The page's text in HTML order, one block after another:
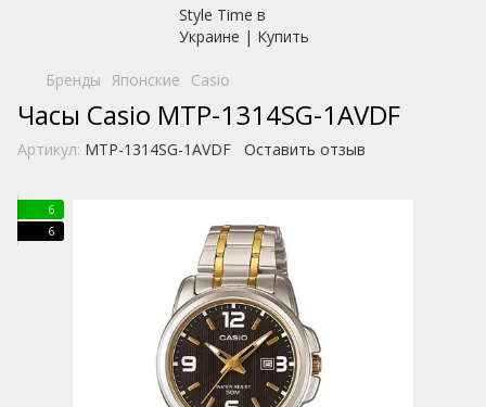
Бренды Японские Casio
Часы Casio MTP-1314SG-1AVDF
Артикул: MTP-1314SG-1AVDF Оставить отзыв
6
6